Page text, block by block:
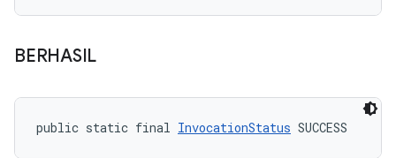
BERHASIL
public static final InvocationStatus SUCCESS